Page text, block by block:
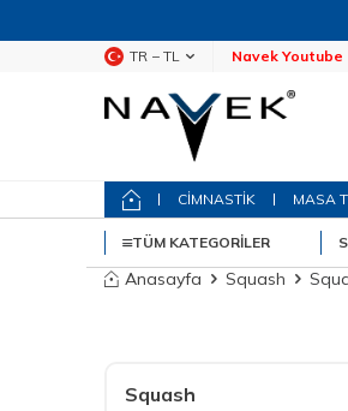
TR − TL Navek Youtube
CİMNASTİK MASA
TÜM KATEGORILER
Anasayfa Squash
Squash